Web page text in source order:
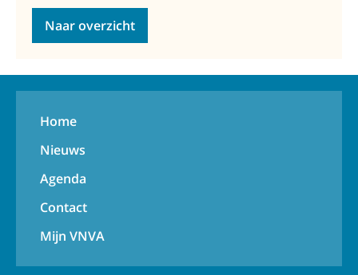
Naar overzicht
Home
Nieuws
Agenda
Contact
Mijn VNVA